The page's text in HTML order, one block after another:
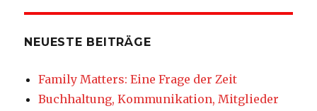
NEUESTE BEITRÄGE
Family Matters: Eine Frage der Zeit
Buchhaltung, Kommunikation, Mitglieder